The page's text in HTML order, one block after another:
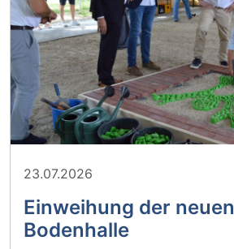
23.07.2026
Einweihung der neuen
Bodenhalle